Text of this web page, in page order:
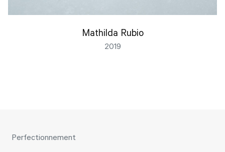
Mathilda Rubio
2019
Perfectionnement